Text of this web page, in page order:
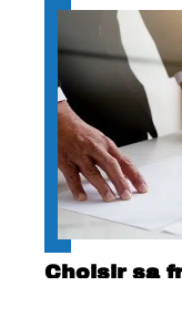
Choisir sa